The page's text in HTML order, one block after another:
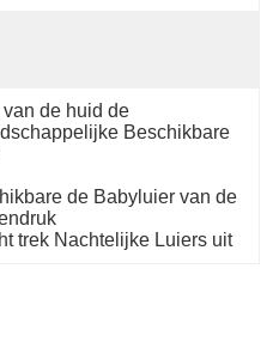
van de huid de
Beschikbare
de Babyluier van de
trek Nachtelijke Luiers uit